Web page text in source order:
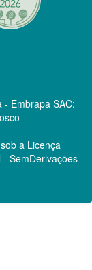
- Embrapa SAC:
a Licença
SemDerivações